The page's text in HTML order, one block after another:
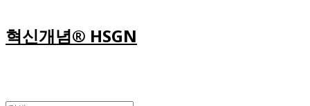
혁신개념® HSGN